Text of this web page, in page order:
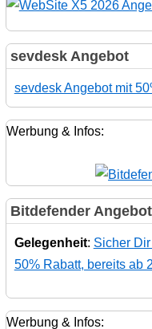
sevdesk Angebot
sevdesk Angebot mit
Werbung & Infos:
Bitdefender
Gelegenheit: Sicher
50% Rabatt, bereits ab
Werbung & Infos: